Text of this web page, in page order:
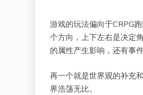
游戏的玩法偏向于CRPG
个方向，上下左右是决定
的属性产生影响，还有事
再一个就是世界观的补充
界浩荡无比。